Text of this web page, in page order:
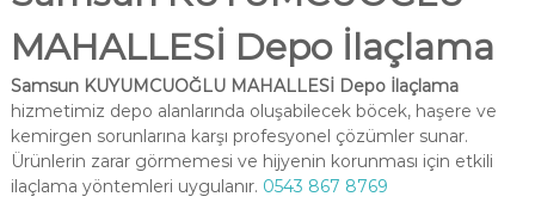
MAHALLESİ Depo İlaçlama
Samsun KUYUMCUOĞLU MAHALLESİ Depo İlaçlama
hizmetimiz depo alanlarında oluşabilecek böcek, haşere ve
kemirgen sorunlarına karşı profesyonel çözümler sunar.
Ürünlerin zarar görmemesi ve hijyenin korunması için etkili
ilaçlama yöntemleri uygulanır. 0543 867 8769